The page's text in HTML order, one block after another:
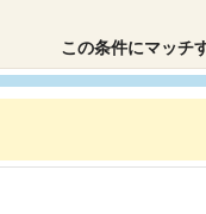
この条件にマッチ